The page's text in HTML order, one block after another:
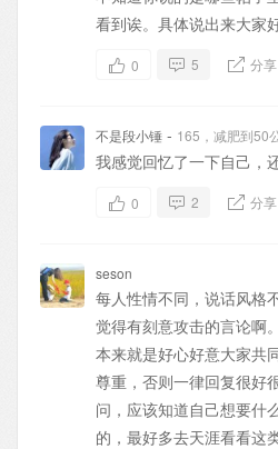
看到诶。具体说出来大家好
0 5 分享
不是段小锤 - 165，减肥到50
我感觉回忆了一下自己，
0 2 分享
seson
每人性情不同，说话风格
觉得有刻意攻击的言论啊
本来就是好心好意大家共
尊重，否则一律回复很好
问，应该知道自己想要什
的，最好多去天涯看看这